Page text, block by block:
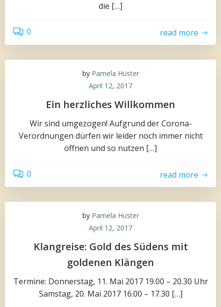
die […]
0 read more
by Pamela Hüster
April 12, 2017
Ein herzliches Willkommen
Wir sind umgezogen! Aufgrund der Corona-
Verordnungen dürfen wir leider noch immer nicht
öffnen und so nutzen […]
0 read more
by Pamela Hüster
April 12, 2017
Klangreise: Gold des Südens mit
goldenen Klängen
Termine: Donnerstag, 11. Mai 2017 19.00 – 20.30 Uhr
Samstag, 20. Mai 2017 16.00 – 17.30 […]